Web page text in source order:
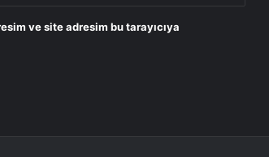
ve site adresim bu tarayıcıya